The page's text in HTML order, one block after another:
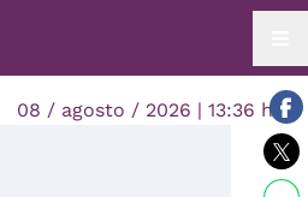
08 / agosto / 2026 | 13:36 hrs.